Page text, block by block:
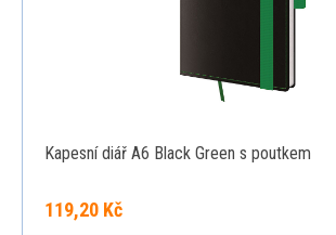
Kapesní diář A6 Black Green s poutkem
119,20 Kč